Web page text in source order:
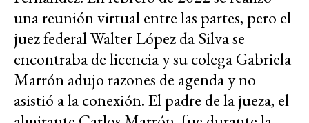
una reunión virtual entre las partes, pero el
juez federal Walter López da Silva se
encontraba de licencia y su colega Gabriela
Marrón adujo razones de agenda y no
asistió a la conexión. El padre de la jueza, el